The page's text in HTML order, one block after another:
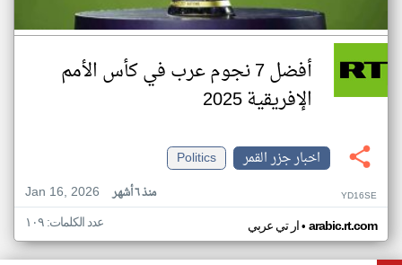
أفضل 7 نجوم عرب في كأس الأمم
الإفريقية 2025
اخبار جزر القمر
Politics
Jan 16, 2026
منذ ٦ أشهر YD16SE
ار تي عربي• arabic.rt.com عدد الكلمات: ١٠٩